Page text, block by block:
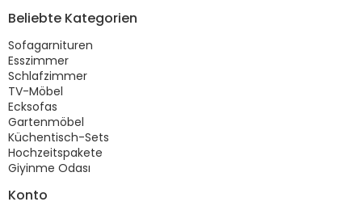
Beliebte Kategorien
Sofagarnituren
Esszimmer
Schlafzimmer
TV-Möbel
Ecksofas
Gartenmöbel
Küchentisch-Sets
Hochzeitspakete
Giyinme Odası
Konto